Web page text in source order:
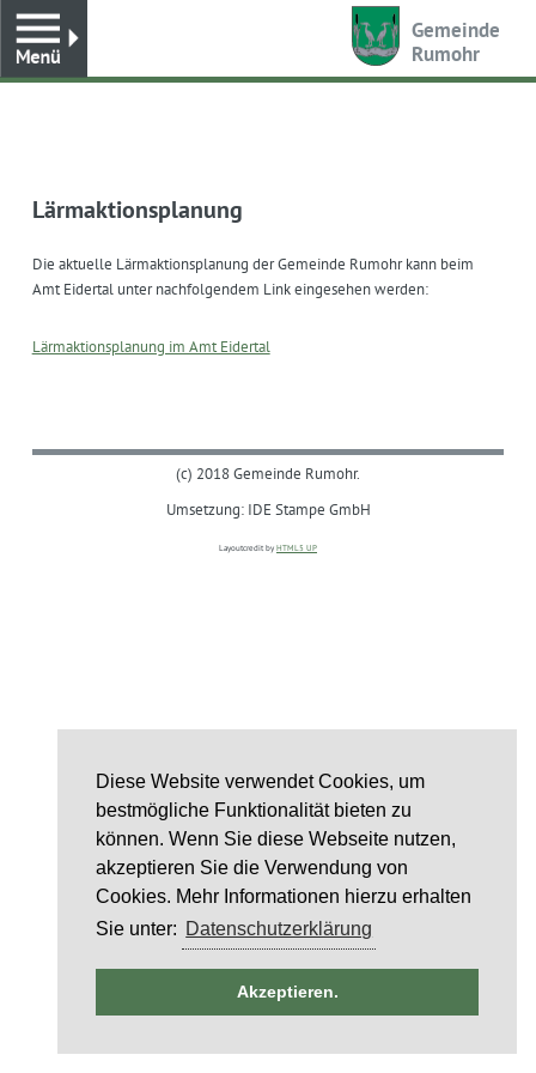
Diese Website verwendet Cookies, um
bestmögliche Funktionalität bieten zu
können. Wenn Sie diese Webseite nutzen,
akzeptieren Sie die Verwendung von
Cookies. Mehr Informationen hierzu erhalten
Sie unter: Datenschutzerklärung
Akzeptieren.
Gemeinde
Rumohr
Lärmaktionsplanung
Die aktuelle Lärmaktionsplanung der Gemeinde Rumohr kann beim
Amt Eidertal unter nachfolgendem Link eingesehen werden:
Lärmaktionsplanung im Amt Eidertal
(c) 2018 Gemeinde Rumohr.
Umsetzung: IDE Stampe GmbH
Layoutcredit by HTML5 UP